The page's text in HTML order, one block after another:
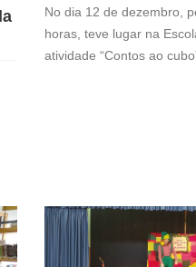
No dia 12 de dezembro,
horas, teve lugar na
atividade “Contos ao